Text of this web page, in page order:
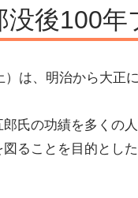
没後100
）は、明治から大正
郎氏の功績を多くの
ることを目的とし